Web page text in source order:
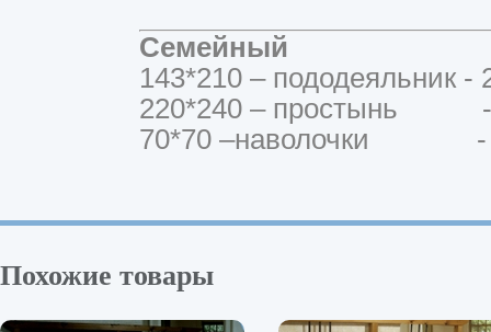
Семейный
143*210 – пододеяльник -
220*240 – простынь -
70*70 –наволочки -
Похожие товары